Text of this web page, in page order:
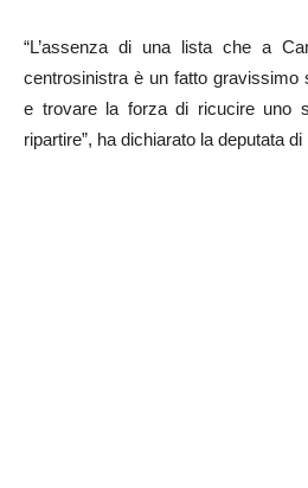
“L’assenza di una lista che a
centrosinistra è un fatto gravissimo
e trovare la forza di ricucire uno
ripartire”, ha dichiarato la deputata